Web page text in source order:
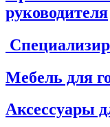
руководителя
Мебель для
Аксессуары